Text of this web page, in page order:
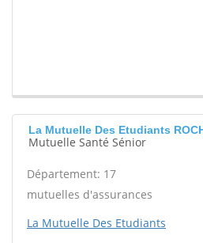
La Mutuelle Des Etudiants
Mutuelle Santé Sénior
Département: 17
mutuelles d'assurances
La Mutuelle Des Etudiants